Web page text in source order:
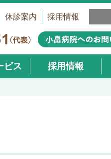
休診案内 採用情報
ビス 採用情報